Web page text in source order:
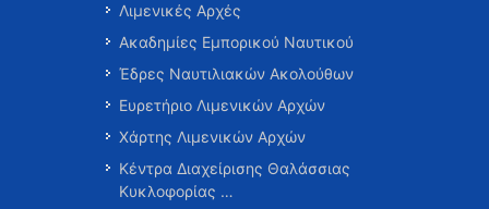
Λιμενικές Αρχές
Ακαδημίες Εμπορικού Ναυτικού
Έδρες Ναυτιλιακών Ακολούθων
Ευρετήριο Λιμενικών Αρχών
Χάρτης Λιμενικών Αρχών
Κέντρα Διαχείρισης Θαλάσσιας
Κυκλοφορίας …